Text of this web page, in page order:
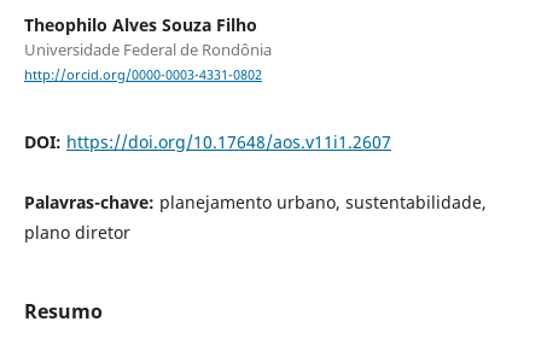
Theophilo Alves Souza Filho
Universidade Federal de Rondônia
http://orcid.org/0000-0003-4331-0802
DOI: https://doi.org/10.17648/aos.v11i1.2607
Palavras-chave: planejamento urbano, sustentabilidade,
plano diretor
Resumo